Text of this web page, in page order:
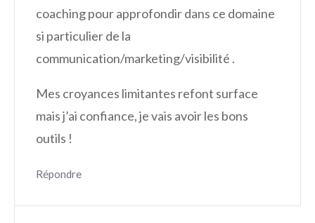
coaching pour approfondir dans ce domaine
si particulier de la
communication/marketing/visibilité .
Mes croyances limitantes refont surface
mais j’ai confiance, je vais avoir les bons
outils !
Répondre